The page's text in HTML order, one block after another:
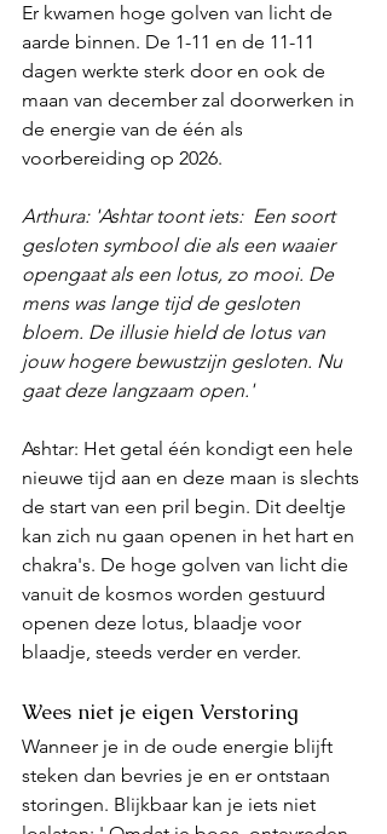
Er kwamen hoge golven van licht de
aarde binnen. De 1-11 en de 11-11
dagen werkte sterk door en ook de
maan van december zal doorwerken in
de energie van de één als
voorbereiding op 2026.
Arthura: 'Ashtar toont iets:  Een soort
gesloten symbool die als een waaier
opengaat als een lotus, zo mooi. De
mens was lange tijd de gesloten
bloem. De illusie hield de lotus van
jouw hogere bewustzijn gesloten. Nu
gaat deze langzaam open.'
Ashtar: Het getal één kondigt een hele
nieuwe tijd aan en deze maan is slechts
de start van een pril begin. Dit deeltje
kan zich nu gaan openen in het hart en
chakra's. De hoge golven van licht die
vanuit de kosmos worden gestuurd
openen deze lotus, blaadje voor
blaadje, steeds verder en verder.
Wees niet je eigen Verstoring
Wanneer je in de oude energie blijft
steken dan bevries je en er ontstaan
storingen. Blijkbaar kan je iets niet